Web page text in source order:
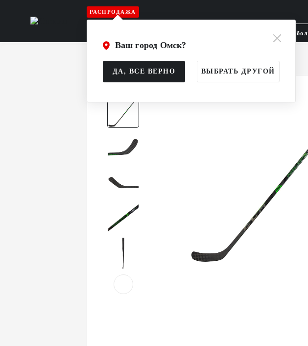
РАСПРОДАЖА
Флорбол
Ваш город Омск?
ДА, ВСЕ ВЕРНО ВЫБРАТЬ ДРУГОЙ
Главная Каталог Игрок Клюшки Взрослые (SR)